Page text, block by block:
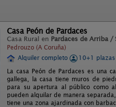
Casa Peón de Pardaces
Casa Rural en Pardaces de Arriba
Pedrouzo (A Coruña)
Alquiler completo 10+1 plazas
La casa Peón de Pardaces es una
gallega, la casa tiene muros de
para su apertura al público como
pueden alquilar de manera
tiene una zona ajardinada con